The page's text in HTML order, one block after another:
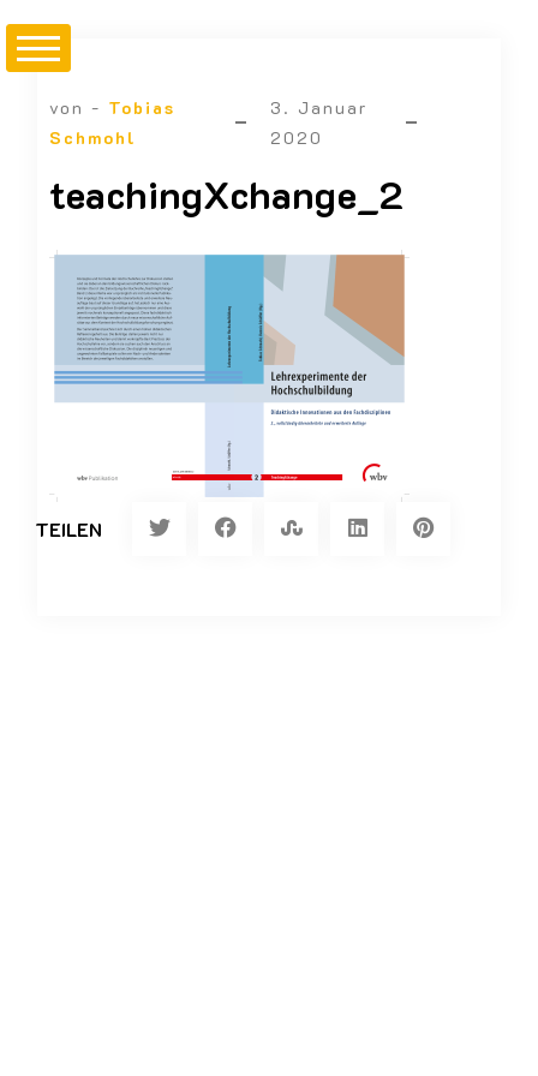
von - Tobias
Schmohl
3. Januar
2020
teachingXchange_2
TEILEN